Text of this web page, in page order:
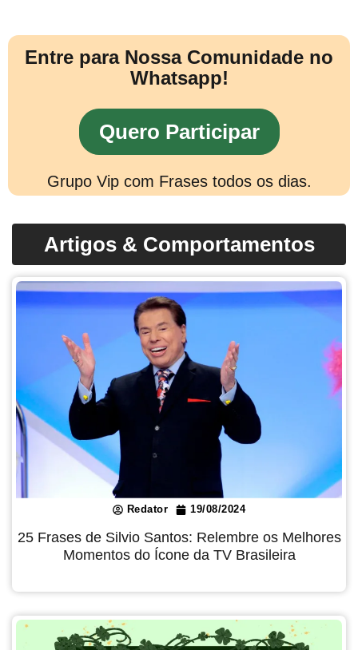
Entre para Nossa Comunidade no
Whatsapp!
Quero Participar
Grupo Vip com Frases todos os dias.
Artigos & Comportamentos
Redator 19/08/2024
25 Frases de Silvio Santos: Relembre os Melhores
Momentos do Ícone da TV Brasileira